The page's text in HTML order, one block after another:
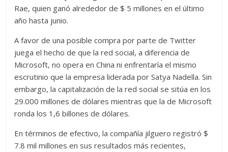
Rae, quien ganó alrededor de $ 5 millones en el último
año hasta junio.
A favor de una posible compra por parte de Twitter
juega el hecho de que la red social, a diferencia de
Microsoft, no opera en China ni enfrentaría el mismo
escrutinio que la empresa liderada por Satya Nadella. Sin
embargo, la capitalización de la red social se sitúa en los
29.000 millones de dólares mientras que la de Microsoft
ronda los 1,6 billones de dólares.
En términos de efectivo, la compañía jilguero registró $
7.8 mil millones en sus resultados más recientes,